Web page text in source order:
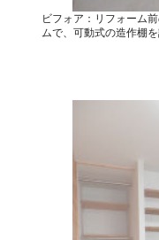
ビフォア：リフォーム
ムで、可動式の造作棚を